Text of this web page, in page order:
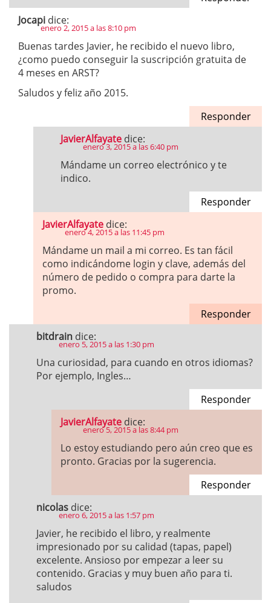
Jocapi dice:
enero 2, 2015 a las 8:10 pm
Buenas tardes Javier, he recibido el nuevo libro,
¿como puedo conseguir la suscripción gratuita de
4 meses en ARST?
Saludos y feliz año 2015.
Responder
JavierAlfayate dice:
enero 3, 2015 a las 6:40 pm
Mándame un correo electrónico y te
indico.
Responder
JavierAlfayate dice:
enero 4, 2015 a las 11:45 pm
Mándame un mail a mi correo. Es tan fácil
como indicándome login y clave, además del
número de pedido o compra para darte la
promo.
Responder
bitdrain dice:
enero 5, 2015 a las 1:30 pm
Una curiosidad, para cuando en otros idiomas?
Por ejemplo, Ingles…
Responder
JavierAlfayate dice:
enero 5, 2015 a las 8:44 pm
Lo estoy estudiando pero aún creo que es
pronto. Gracias por la sugerencia.
Responder
nicolas dice:
enero 6, 2015 a las 1:57 pm
Javier, he recibido el libro, y realmente
impresionado por su calidad (tapas, papel)
excelente. Ansioso por empezar a leer su
contenido. Gracias y muy buen año para ti.
saludos